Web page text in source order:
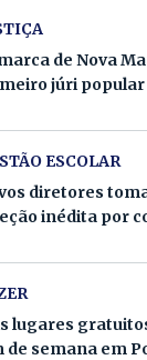
de Nova
júri popular
ESCOLAR
diretores
inédita por
lugares
de semana em